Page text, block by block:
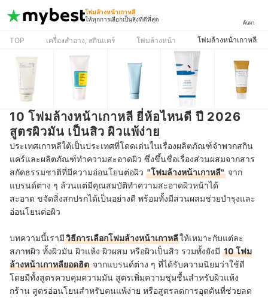
โฟมล้างหน้าเกาหลี
ให้ทุกการเลือกเป็นสิ่งที่ดีที่สุด
ค้นหา
TOP เครื่องสำอาง, สกินแคร์ โฟมล้างหน้า โฟมล้างหน้าเกาหลี
10 โฟมล้างหน้าเกาหลี ยี่ห้อไหนดี ปี 2026
สูตรผิวมัน เป็นสิว ผิวแพ้ง่าย
ประเทศเกาหลีใต้เป็นประเทศที่โดดเด่นในเรื่องผลิตภัณฑ์จำพวกสกิน
แคร์และผลิตภัณฑ์ทำความสะอาดผิว ซึ่งขึ้นชื่อเรื่องส่วนผสมจากสาร
สกัดธรรมชาติที่มีความอ่อนโยนต่อผิว "โฟมล้างหน้าเกาหลี" จาก
แบรนด์ต่าง ๆ ล้วนแต่มีคุณสมบัติทำความสะอาดผิวหน้าได้
สะอาด ขจัดสิ่งสกปรกได้เป็นอย่างดี พร้อมทั้งมีส่วนผสมช่วยบำรุงและ
อ่อนโยนต่อผิว
บทความนี้เรามีวิธีการเลือกโฟมล้างหน้าเกาหลีให้เหมาะกับแต่ละ
สภาพผิว ทั้งผิวมัน ผิวแห้ง ผิวผสม หรือผิวเป็นสิว รวมทั้งยังมี 10 โฟม
ล้างหน้าเกาหลียอดฮิต จากแบรนด์ต่าง ๆ ที่ได้รับความนิยมว่าใช้ดี
โดยมีทั้งสูตรควบคุมความมัน สูตรเพิ่มความชุ่มชื้นสำหรับผิวแห้ง
กร้าน สูตรอ่อนโยนสำหรับคนแพ้ง่าย หรือสูตรลดการอุดตันที่ช่วยลด